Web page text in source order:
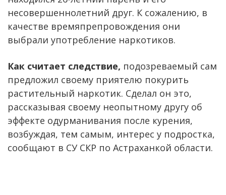
несовершеннолетний друг. К сожалению, в
качестве времяпрепровождения они
выбрали употребление наркотиков.
Как считает следствие, подозреваемый сам
предложил своему приятелю покурить
растительный наркотик. Сделал он это,
рассказывая своему неопытному другу об
эффекте одурманивания после курения,
возбуждая, тем самым, интерес у подростка,
сообщают в СУ СКР по Астраханкой области.